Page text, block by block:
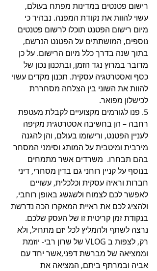
רישום פטנטים במדינות מפתח בעולם,
עשוי להוות את נקודת המפנה. נבהיר כי
מיום רישום הפטנט תוכלו לרשום פטנטים
נוספים, המושתתים על הפטנט הנרשם,
בתוך שנה בדרך כלל מיום הרישום. על כן
מדובר במרוץ נגד הזמן, ובתכנון נכון של
כסף ואסטרטגיה עסקית. תכנון מקדים עשוי
להוות את השוני בין הצלחה מסחררת
לכישלון מפואר.
5. פנו לגורמים מקצועיים לקבלת מעטפת
רחבה – הן בחשיבה אסטרטגית מקיפה
לעניין הפטנט, ורישומו בעולם, והן להגנה
מירבית ומיטבית על המותג וסימני המסחר
בהם תבחרו.  משרדים אשר מתמחים
בנוסף על קניין רוחני גם בדין מסחרי, דיני
חברות וראיה עסקית וכלכלית, עשויים
לאפשר לכם לצמוח ולשגשג באופן רוחבי,
ולהציג לכם את ראיית המאקרו הכה נדרשת
בנקודת זמן קריטית זו של העסק שלכם.
נרצה לשתף ולהמליץ לכל יזם מתחיל, ולא
רק, לצפות ב VLOG של שרון רבי- יוזמת
וממציאה של מברשת דפני,אשר יחד עם
אביה ובמרתף ביתם, המציאה את